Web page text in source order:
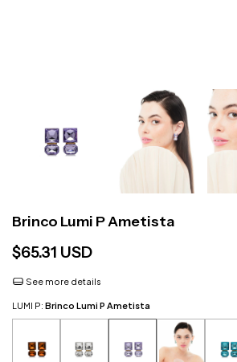
Brinco Lumi P Ametista
$65.31 USD
See more details
LUMI P: Brinco Lumi P Ametista